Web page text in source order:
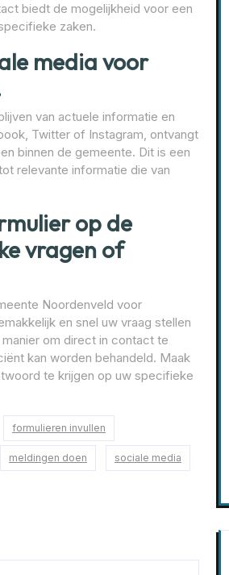
biedt de mogelijkheid voor een
zaken.
media voor
van actuele informatie en
Twitter of Instagram, ontvangt
binnen de gemeente. Dit is een
relevante informatie die van
op de
vragen of
Noordenveld voor
en snel uw vraag stellen
om direct in contact te
kan worden behandeld. Maak
te krijgen op uw specifieke
formulieren invullen
meldingen doen sociale media